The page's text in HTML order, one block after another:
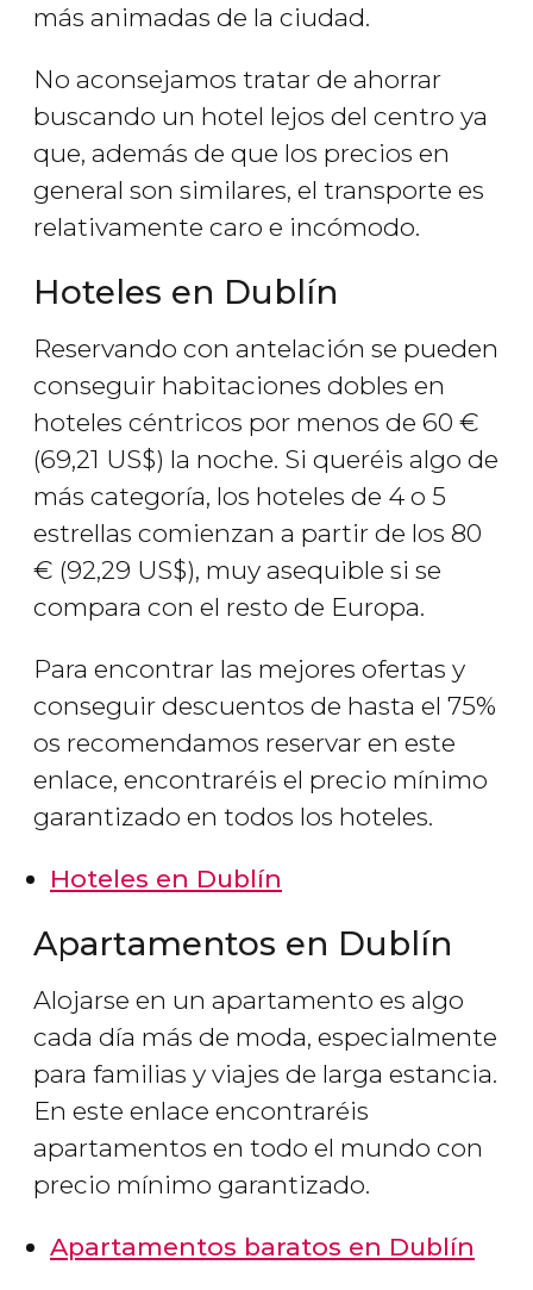
más animadas de la ciudad.
No aconsejamos tratar de ahorrar
buscando un hotel lejos del centro ya
que, además de que los precios en
general son similares, el transporte es
relativamente caro e incómodo.
Hoteles en Dublín
Reservando con antelación se pueden
conseguir habitaciones dobles en
hoteles céntricos por menos de 60 €
(69,21 US$) la noche. Si queréis algo de
más categoría, los hoteles de 4 o 5
estrellas comienzan a partir de los 80
€ (92,29 US$), muy asequible si se
compara con el resto de Europa.
Para encontrar las mejores ofertas y
conseguir descuentos de hasta el 75%
os recomendamos reservar en este
enlace, encontraréis el precio mínimo
garantizado en todos los hoteles.
Hoteles en Dublín
Apartamentos en Dublín
Alojarse en un apartamento es algo
cada día más de moda, especialmente
para familias y viajes de larga estancia.
En este enlace encontraréis
apartamentos en todo el mundo con
precio mínimo garantizado.
Apartamentos baratos en Dublín